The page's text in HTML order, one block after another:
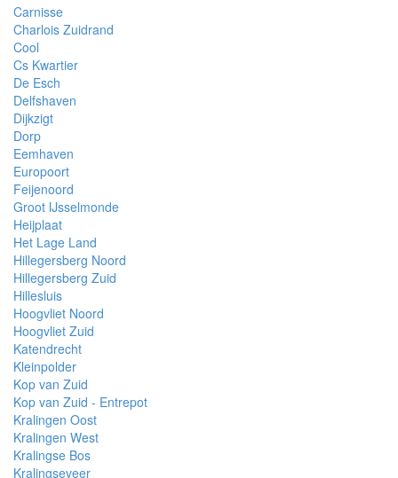
Carnisse
Charlois Zuidrand
Cool
Cs Kwartier
De Esch
Delfshaven
Dijkzigt
Dorp
Eemhaven
Europoort
Feijenoord
Groot IJsselmonde
Heijplaat
Het Lage Land
Hillegersberg Noord
Hillegersberg Zuid
Hillesluis
Hoogvliet Noord
Hoogvliet Zuid
Katendrecht
Kleinpolder
Kop van Zuid
Kop van Zuid - Entrepot
Kralingen Oost
Kralingen West
Kralingse Bos
Kralingseveer